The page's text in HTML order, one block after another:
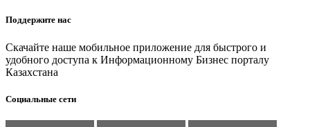
Поддержите нас
Скачайте наше мобильное приложение для быстрого и
удобного доступа к Информационному Бизнес порталу
Казахстана
Социальные сети